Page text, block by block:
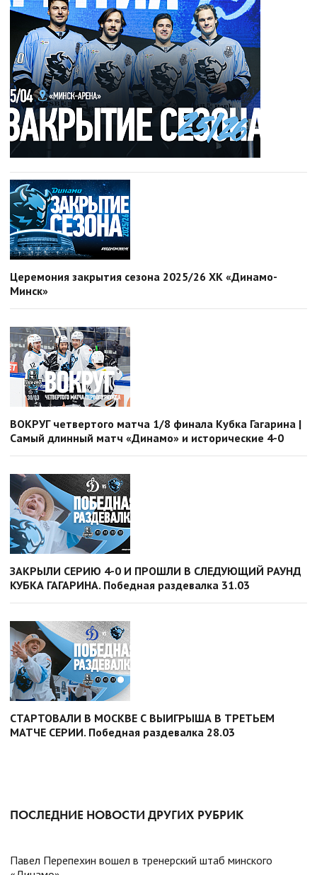
Церемония закрытия сезона 2025/26 ХК «Динамо-
Минск»
ВОКРУГ четвертого матча 1/8 финала Кубка Гагарина |
Самый длинный матч «Динамо» и исторические 4-0
ЗАКРЫЛИ СЕРИЮ 4-0 И ПРОШЛИ В СЛЕДУЮЩИЙ РАУНД
КУБКА ГАГАРИНА. Победная раздевалка 31.03
СТАРТОВАЛИ В МОСКВЕ С ВЫИГРЫША В ТРЕТЬЕМ
МАТЧЕ СЕРИИ. Победная раздевалка 28.03
ПОСЛЕДНИЕ НОВОСТИ ДРУГИХ РУБРИК
Павел Перепехин вошел в тренерский штаб минского